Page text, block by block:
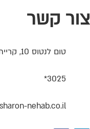
צור קשר
טום לנטוס 10, קריית השרון נתניה
3025*
nehab.co.il